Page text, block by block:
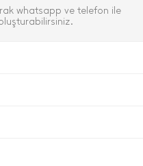
whatsapp ve telefon ile